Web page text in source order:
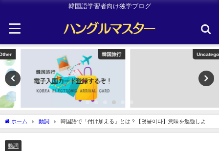
韓国語学習者向け独学ブログ
韓国旅行 Uncategorized
ホーム 動詞
韓国語で「付け加える」とは？【덧붙이다】意味を勉強しよ
う！
動詞